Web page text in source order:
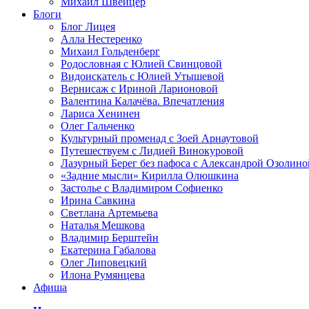
Блоги
Блог Лицея
Алла Нестеренко
Михаил Гольденберг
Родословная с Юлией Свинцовой
Видоискатель с Юлией Утышевой
Вернисаж с Ириной Ларионовой
Валентина Калачёва. Впечатления
Лариса Хенинен
Олег Гальченко
Культурный променад с Зоей Арнаутовой
Путешествуем с Лидией Винокуровой
Лазурный Берег без пафоса с Александрой
«Задние мысли» Кирилла Олюшкина
Застолье с Владимиром Софиенко
Ирина Савкина
Светлана Артемьева
Наталья Мешкова
Владимир Берштейн
Екатерина Габалова
Олег Липовецкий
Илона Румянцева
Афиша